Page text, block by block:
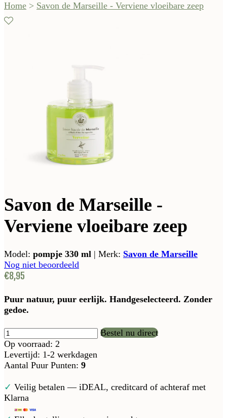
Home > Savon de Marseille - Verviene vloeibare zeep
Savon de Marseille -
Verviene vloeibare zeep
Model: pompje 330 ml | Merk: Savon de Marseille
Nog niet beoordeeld
€8,95
Puur natuur, puur eerlijk. Handgeselecteerd. Zonder
gedoe.
Bestel nu direct
Op voorraad: 2
Levertijd: 1-2 werkdagen
Aantal Puur Punten: 9
✓ Veilig betalen — iDEAL, creditcard of achteraf met
Klarna